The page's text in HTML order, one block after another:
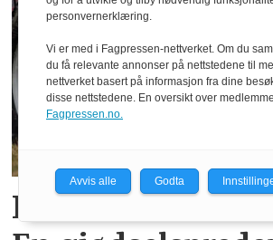
Kverneland
personvernerklæring.
Vi er med i Fagpressen-nettverket. Om du
du få relevante annonser på nettstedene til
nettverket basert på informasjon fra dine
disse nettstedene. En oversikt over
Fagpressen.no.
Avvis alle Godta